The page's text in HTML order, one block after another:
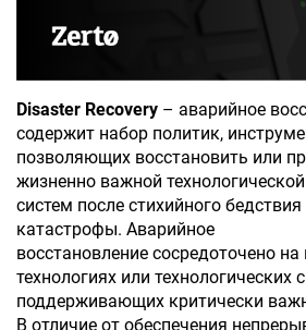
Disaster Recovery – аварийное
содержит набор политик,
позволяющих восстановить или
жизненно важной
систем после стихийного
катастрофы. Аварийное
восстановление сосредоточено
технологиях или технологических
поддерживающих критически
В отличие от обеспечения